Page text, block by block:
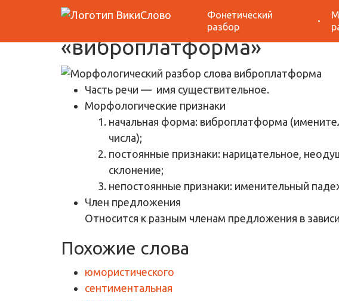
Фонетический
разбор
Морфологический разбор
«виброплатформа»
Часть речи — имя существительное.
Морфологические признаки
начальная форма: виброплатформа
числа);
постоянные признаки: нарицательное,
склонение;
непостоянные признаки: именительный
Член предложения
Относится к разным членам предложения в
Похожие слова
юмористического
сентиментальная